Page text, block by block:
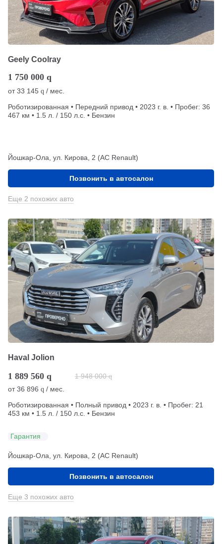
Geely Coolray
1 750 000 q
от33 145 q / мес.
Роботизированная • Передний привод • 2023 г. в. • Пробег: 36
467 км • 1.5 л. / 150 л.с. • Бензин
Йошкар-Ола, ул. Кирова, 2 (АС Renault)
Позвонить в автосалон
Еще 2 похожих авто
Haval Jolion
1 889 560 q 1 948 000 q
от36 896 q / мес.
Роботизированная • Полный привод • 2023 г. в. • Пробег: 21
453 км • 1.5 л. / 150 л.с. • Бензин
Гарантия
Йошкар-Ола, ул. Кирова, 2 (АС Renault)
Позвонить в автосалон
Еще 3 похожих авто